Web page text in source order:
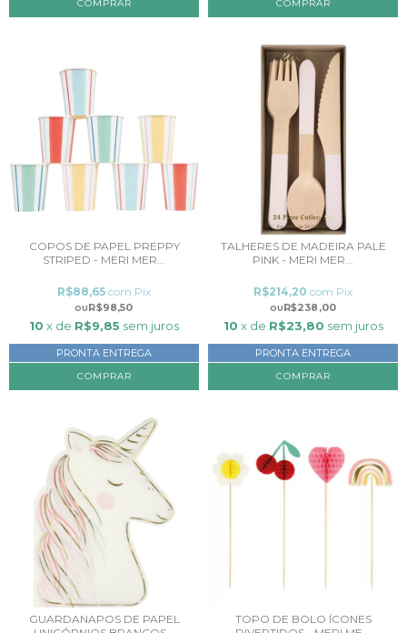
COPOS DE PAPEL PREPPY
STRIPED - MERI MER...
R$98,50
R$88,65 com Pix
10 x de R$9,85 sem juros
PRONTA ENTREGA
TALHERES DE MADEIRA PALE
PINK - MERI MER...
R$238,00
R$214,20 com Pix
10 x de R$23,80 sem juros
PRONTA ENTREGA
GUARDANAPOS DE PAPEL
TOPO DE BOLO ÍCONES